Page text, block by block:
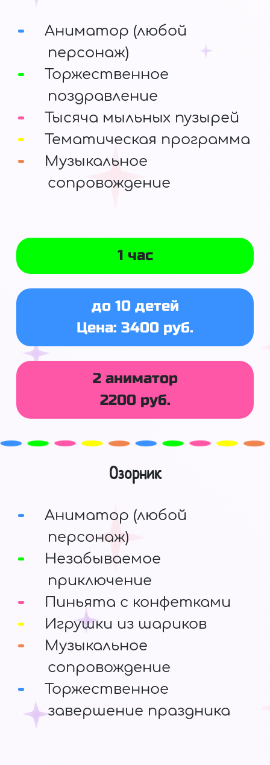
Аниматор (любой
персонаж)
Торжественное
поздравление
Тысяча мыльных пузырей
Тематическая программа
Музыкальное
сопровождение
1 час
до 10 детей
Цена: 3400 руб.
2 аниматор
2200 руб.
Озорник
Аниматор (любой
персонаж)
Незабываемое
приключение
Пиньята с конфетками
Игрушки из шариков
Музыкальное
сопровождение
Торжественное
завершение праздника